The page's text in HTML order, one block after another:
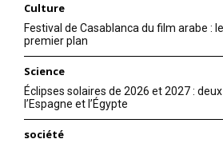
Culture
Festival de Casablanca du film arabe :
premier plan
Science
Éclipses solaires de 2026 et 2027 :
l’Espagne et l’Égypte
société